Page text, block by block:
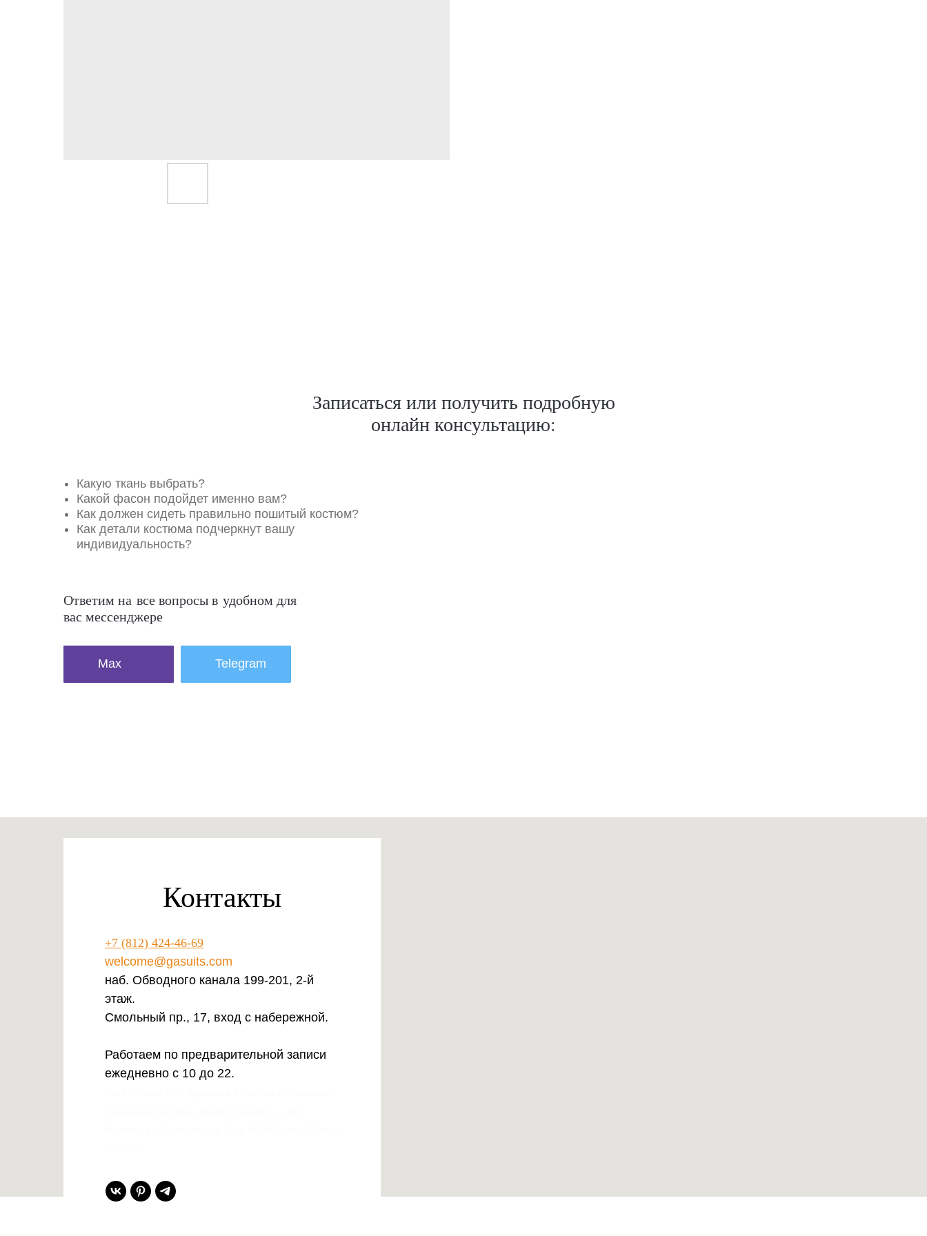
Записаться или получить подробную
онлайн консультацию:
Какую ткань выбрать?
Какой фасон подойдет именно вам?
Как должен сидеть правильно пошитый костюм?
Как детали костюма подчеркнут вашу
индивидуальность?
Ответим на все вопросы в удобном для
вас мессенджере
Max Telegram
Контакты
+7 (812) 424-46-69
welcome@gasuits.com
наб. Обводного канала 199-201, 2-й
этаж.
Смольный пр., 17, вход с набережной.
Работаем по предварительной записи
ежедневно с 10 до 22.